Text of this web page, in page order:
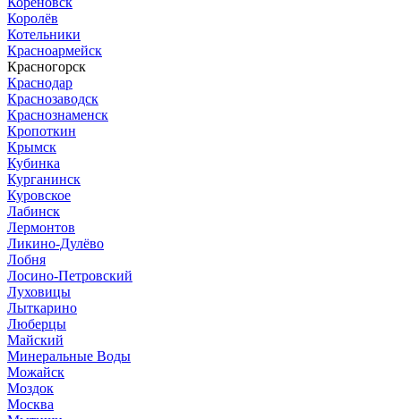
Королёв
Котельники
Красноармейск
Красногорск
Краснодар
Краснозаводск
Краснознаменск
Кропоткин
Крымск
Кубинка
Курганинск
Куровское
Лабинск
Лермонтов
Ликино-Дулёво
Лобня
Лосино-Петровский
Луховицы
Лыткарино
Люберцы
Майский
Минеральные Воды
Можайск
Моздок
Москва